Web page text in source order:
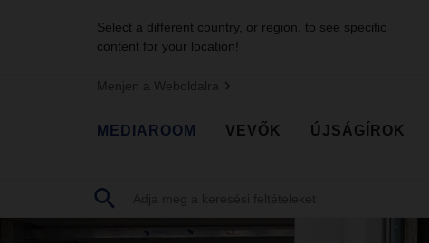
Select a different country, or region, to see specific
content for your location!
Menjen a Weboldalra
MEDIAROOM VEVŐK ÚJSÁGÍROK